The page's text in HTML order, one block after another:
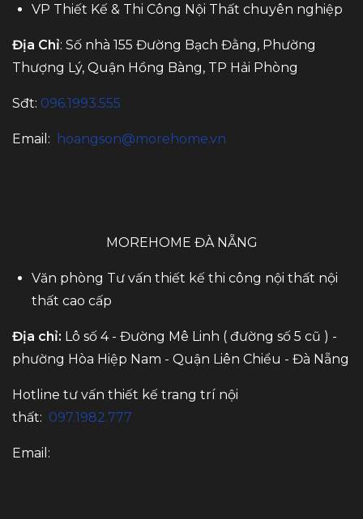
VP Thiết Kế & Thi Công Nội Thất chuyên nghiệp
Địa Chỉ: Số nhà 155 Đường Bạch Đằng, Phường
Thượng Lý, Quận Hồng Bàng, TP Hải Phòng
Sđt: 096.1993.555
Email: hoangson@morehome.vn
MOREHOME ĐÀ NẴNG
Văn phòng Tư vấn thiết kế thi công nội thất nội
thất cao cấp
Địa chỉ: Lô số 4 - Đường Mê Linh ( đường số 5 cũ ) -
phường Hòa Hiệp Nam - Quận Liên Chiểu - Đà Nẵng
Hotline tư vấn thiết kế trang trí nội
thất: 097.1982.777
Email: